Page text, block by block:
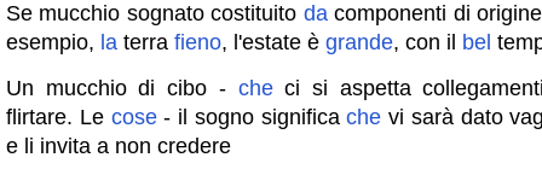
Se mucchio sognato costituito dacomponenti di
esempio, la terra fieno, l'estate è grande, con il bel
Un mucchio di cibo - checi si aspetta
flirtare. Le cose- il sogno significache vi sarà dato
e li invita a non credere